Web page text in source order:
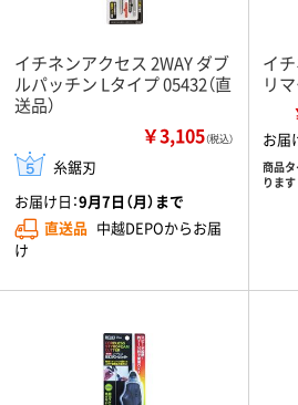
イチネンアクセス 2WAY ダブ
ルパッチン Lタイプ 05432（直
送品）
￥3,105（税込）
糸鋸刃
お届け日：9月7日（月）まで
直送品 中越DEPOからお届
け
イ
リ
お届
商品タ
ります